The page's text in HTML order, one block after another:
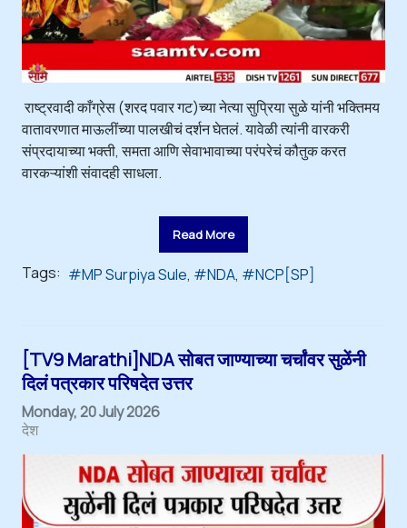
राष्ट्रवादी काँग्रेस (शरद पवार गट)च्या नेत्या सुप्रिया सुळे यांनी भक्तिमय
वातावरणात माऊलींच्या पालखीचं दर्शन घेतलं. यावेळी त्यांनी वारकरी
संप्रदायाच्या भक्ती, समता आणि सेवाभावाच्या परंपरेचं कौतुक करत
वारकऱ्यांशी संवादही साधला.
Read More
Tags: MP Surpiya Sule NDA NCP[SP]
[TV9 Marathi]NDA सोबत जाण्याच्या चर्चांवर सुळेंनी
दिलं पत्रकार परिषदेत उत्तर
Monday, 20 July 2026
देश